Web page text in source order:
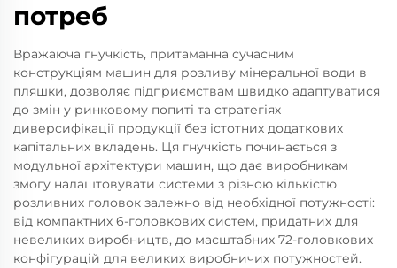
потреб
Вражаюча гнучкість, притаманна сучасним
конструкціям машин для розливу мінеральної води в
пляшки, дозволяє підприємствам швидко адаптуватися
до змін у ринковому попиті та стратегіях
диверсифікації продукції без істотних додаткових
капітальних вкладень. Ця гнучкість починається з
модульної архітектури машин, що дає виробникам
змогу налаштовувати системи з різною кількістю
розливних головок залежно від необхідної потужності:
від компактних 6-головкових систем, придатних для
невеликих виробництв, до масштабних 72-головкових
конфігурацій для великих виробничих потужностей.